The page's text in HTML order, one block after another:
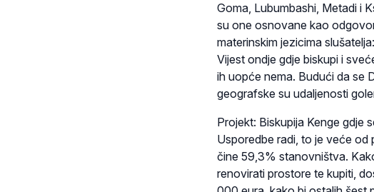
Goma, Lubumbashi, Metadi i
su one osnovane kao
materinskim jezicima
Vijest ondje gdje biskupi i
ih uopće nema. Budući da se
geografske su udaljenosti
Projekt: Biskupija Kenge gdje
Usporedbe radi, to je veće
čine 59,3% stanovništva.
renovirati prostore te kupiti,